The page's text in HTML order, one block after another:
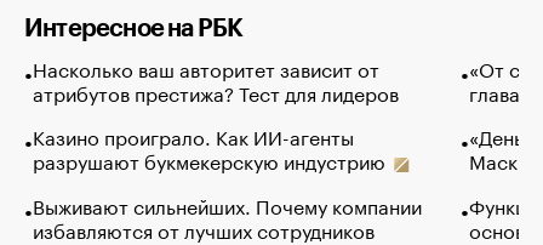
Интересное на РБК
Насколько ваш авторитет зависит от
атрибутов престижа? Тест для лидеров
Казино проиграло. Как ИИ-агенты
разрушают букмекерскую индустрию
Выживают сильнейших. Почему компании
избавляются от лучших сотрудников
«От
глава
Маск в
основ